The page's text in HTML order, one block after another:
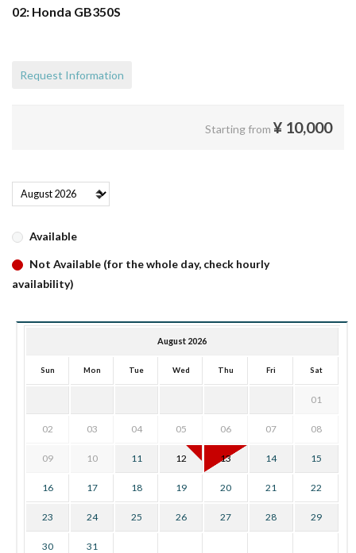
02: Honda GB350S
Request Information
Starting from ¥ 10,000
Available
Not Available (for the whole day, check hourly
availability)
August 2026
Sun Mon Tue Wed Thu Fri Sat
01
02 03 04 05 06 07 08
09 10 11 12 13 14 15
16 17 18 19 20 21 22
23 24 25 26 27 28 29
30 31